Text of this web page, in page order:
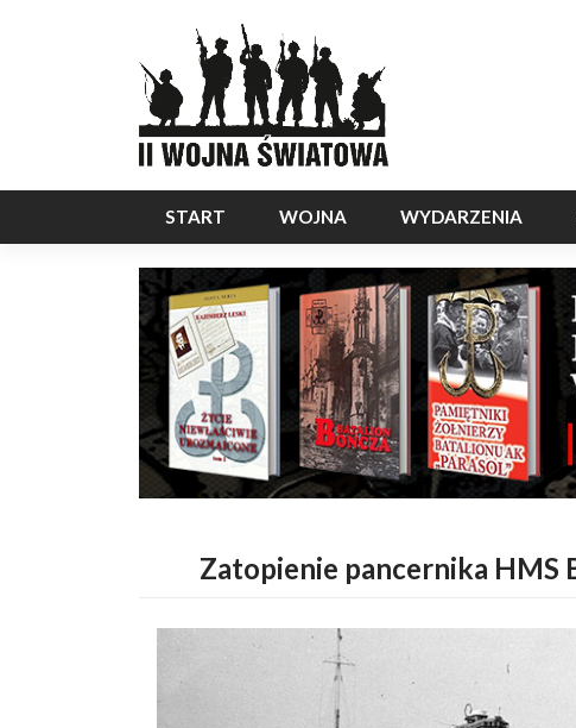
START WOJNA WYDARZENIA
Zatopienie pancernika HMS